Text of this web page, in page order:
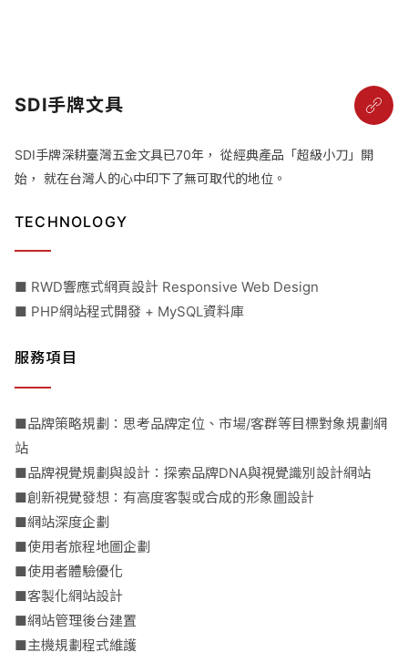
SDI手牌文具
SDI手牌深耕臺灣五金文具已70年， 從經典產品「超級小刀」開
始， 就在台灣人的心中印下了無可取代的地位。
TECHNOLOGY
■ RWD響應式網頁設計 Responsive Web Design
■ PHP網站程式開發 + MySQL資料庫
服務項目
■品牌策略規劃：思考品牌定位、市場/客群等目標對象規劃網
站
■品牌視覺規劃與設計：探索品牌DNA與視覺識別設計網站
■創新視覺發想：有高度客製或合成的形象圖設計
■網站深度企劃
■使用者旅程地圖企劃
■使用者體驗優化
■客製化網站設計
■網站管理後台建置
■主機規劃程式維護